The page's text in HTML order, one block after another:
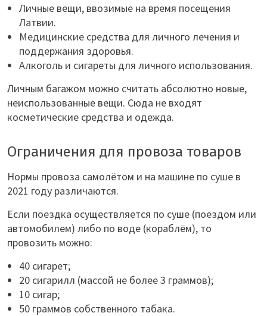
Личные вещи, ввозимые на время посещения
Латвии.
Медицинские средства для личного лечения и
поддержания здоровья.
Алкоголь и сигареты для личного использования.
Личным багажом можно считать абсолютно новые,
неиспользованные вещи. Сюда не входят
косметические средства и одежда.
Ограничения для провоза товаров
Нормы провоза самолётом и на машине по суше в
2021 году различаются.
Если поездка осуществляется по суше (поездом или
автомобилем) либо по воде (кораблём), то
провозить можно:
40 сигарет;
20 сигарилл (массой не более 3 граммов);
10 сигар;
50 граммов собственного табака.